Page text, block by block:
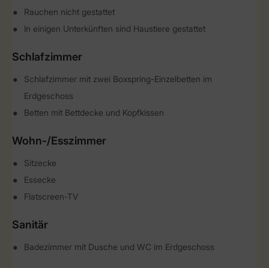
Rauchen nicht gestattet
In einigen Unterkünften sind Haustiere gestattet
Schlafzimmer
Schlafzimmer mit zwei Boxspring-Einzelbetten im
Erdgeschoss
Betten mit Bettdecke und Kopfkissen
Wohn-/Esszimmer
Sitzecke
Essecke
Flatscreen-TV
Sanitär
Badezimmer mit Dusche und WC im Erdgeschoss